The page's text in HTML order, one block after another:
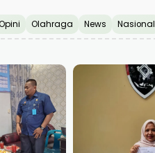
Olahraga News Nasional